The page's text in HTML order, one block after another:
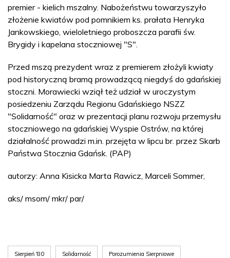
premier - kielich mszalny. Nabożeństwu towarzyszyło
złożenie kwiatów pod pomnikiem ks. prałata Henryka
Jankowskiego, wieloletniego proboszcza parafii św.
Brygidy i kapelana stoczniowej "S".
Przed mszą prezydent wraz z premierem złożyli kwiaty
pod historyczną bramą prowadzącą niegdyś do gdańskiej
stoczni. Morawiecki wziął też udział w uroczystym
posiedzeniu Zarządu Regionu Gdańskiego NSZZ
"Solidarność" oraz w prezentacji planu rozwoju przemysłu
stoczniowego na gdańskiej Wyspie Ostrów, na której
działalność prowadzi m.in. przejęta w lipcu br. przez Skarb
Państwa Stocznia Gdańsk. (PAP)
autorzy: Anna Kisicka Marta Rawicz, Marceli Sommer,
aks/ msom/ mkr/ par/
Sierpień '80 Solidarność Porozumienia Sierpniowe